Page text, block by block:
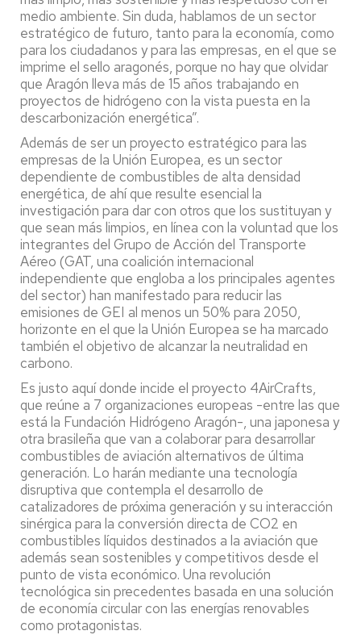
medio ambiente. Sin duda, hablamos de un sector
estratégico de futuro, tanto para la economía, como
para los ciudadanos y para las empresas, en el que se
imprime el sello aragonés, porque no hay que olvidar
que Aragón lleva más de 15 años trabajando en
proyectos de hidrógeno con la vista puesta en la
descarbonización energética”.
Además de ser un proyecto estratégico para las
empresas de la Unión Europea, es un sector
dependiente de combustibles de alta densidad
energética, de ahí que resulte esencial la
investigación para dar con otros que los sustituyan y
que sean más limpios, en línea con la voluntad que los
integrantes del Grupo de Acción del Transporte
Aéreo (GAT, una coalición internacional
independiente que engloba a los principales agentes
del sector) han manifestado para reducir las
emisiones de GEI al menos un 50% para 2050,
horizonte en el que la Unión Europea se ha marcado
también el objetivo de alcanzar la neutralidad en
carbono.
Es justo aquí donde incide el proyecto 4AirCrafts,
que reúne a 7 organizaciones europeas -entre las que
está la Fundación Hidrógeno Aragón-, una japonesa y
otra brasileña que van a colaborar para desarrollar
combustibles de aviación alternativos de última
generación. Lo harán mediante una tecnología
disruptiva que contempla el desarrollo de
catalizadores de próxima generación y su interacción
sinérgica para la conversión directa de CO2 en
combustibles líquidos destinados a la aviación que
además sean sostenibles y competitivos desde el
punto de vista económico. Una revolución
tecnológica sin precedentes basada en una solución
de economía circular con las energías renovables
como protagonistas.